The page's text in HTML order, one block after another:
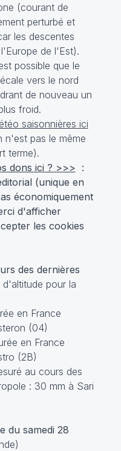
(courant de
perturbé et
les descentes
de l'Est).
possible que le
vers le nord
de nouveau un
froid.
saisonnières ici
n'est pas le même
terme).
dons ici ? >>> :
(unique en
économiquement
d'afficher
les cookies
des dernières
pour la
en France
(04)
en France
(2B)
au cours des
: 30 mm à Sari
du samedi 28